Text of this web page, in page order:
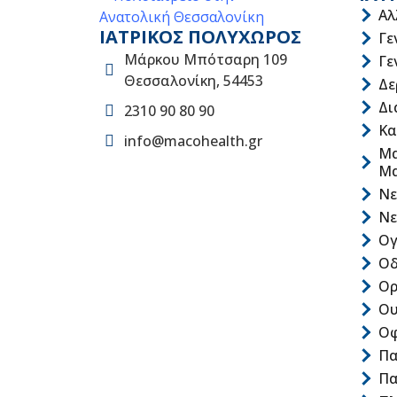
ΙΑΤΡΙΚΟΣ ΠΟΛΥΧΩΡΟΣ
Μάρκου Μπότσαρη 109
Θεσσαλονίκη, 54453
2310 90 80 90
info@macohealth.gr